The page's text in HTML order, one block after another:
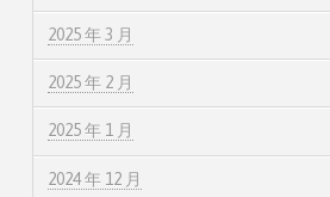
2025 年 3 月
2025 年 2 月
2025 年 1 月
2024 年 12 月